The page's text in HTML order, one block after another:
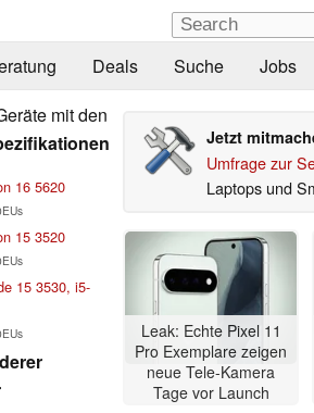
Deals Suche Jobs
mit den
16 5620
15 3520
15 3530, i5-
Jetzt
Umfrage zur
Laptops und
Leak: Echte Pixel 11
Pro Exemplare zeigen
neue Tele-Kamera
Tage vor Launch